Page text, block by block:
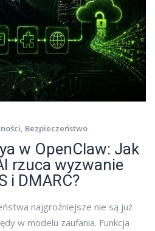
Bezpieczeństwo
w OpenClaw: Jak
rzuca wyzwanie
i DMARC?
najgroźniejsze nie są już
w modelu zaufania. Funkcja